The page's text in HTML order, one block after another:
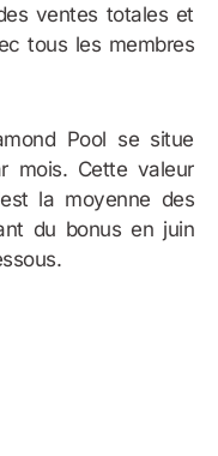
ventes totales et
tous les membres
Pool se situe
Cette valeur
la moyenne des
du bonus en juin